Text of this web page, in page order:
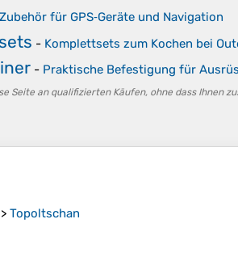
Zubehör für GPS‑Geräte und Navigation
- Komplettsets zum Kochen bei
- Praktische Befestigung für
Seite an qualifizierten Käufen, ohne dass Ihnen
> Topoltschan